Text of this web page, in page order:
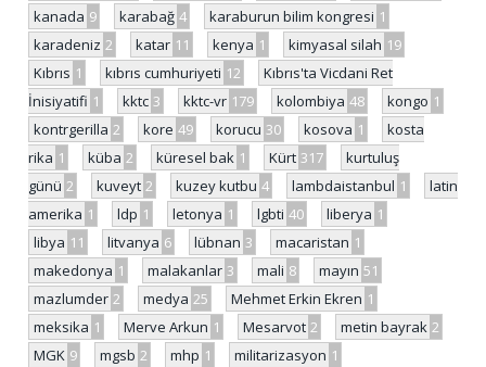
kanada 9 karabağ 4 karaburun bilim kongresi 1
karadeniz 2 katar 11 kenya 1 kimyasal silah 19
Kıbrıs 1 kıbrıs cumhuriyeti 12
Kıbrıs'ta Vicdani Ret
İnisiyatifi 1 kktc 3 kktc-vr 179 kolombiya 48 kongo 1
kontrgerilla 2 kore 49 korucu 30 kosova 1
kosta
rika 1 küba 2 küresel bak 1 Kürt 317
kurtuluş
günü 2 kuveyt 2 kuzey kutbu 4 lambdaistanbul 1
latin
amerika 1 ldp 1 letonya 1 lgbti 40 liberya 1
libya 11 litvanya 6 lübnan 3 macaristan 1
makedonya 1 malakanlar 3 mali 8 mayın 51
mazlumder 2 medya 25 Mehmet Erkin Ekren 1
meksika 1 Merve Arkun 1 Mesarvot 2 metin bayrak 2
MGK 9 mgsb 2 mhp 1 militarizasyon 1